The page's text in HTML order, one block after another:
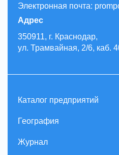
Электронная почта:
Адрес
350911, г. Краснодар,
ул. Трамвайная, 2/6, каб.
Каталог предприятий
География
Журнал